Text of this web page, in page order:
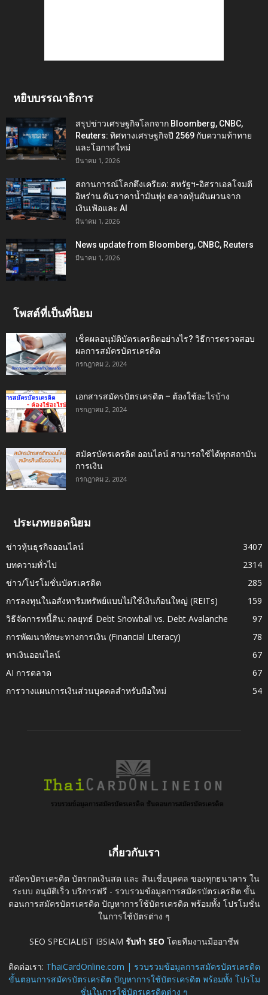
หยิบบรรณาธิการ
สรุปข่าวเศรษฐกิจโลกจาก Bloomberg, CNBC,
Reuters: ทิศทางเศรษฐกิจปี 2569 กับความท้าทาย
และโอกาสใหม่
มีนาคม 1, 2026
สถานการณ์โลกตึงเครียด: สหรัฐฯ-อิสราเอลโจมตี
อิหร่าน ดันราคาน้ำมันพุ่ง ตลาดหุ้นผันผวนจาก
เงินเฟ้อและ AI
มีนาคม 1, 2026
News update from Bloomberg, CNBC, Reuters
มีนาคม 1, 2026
โพสต์ที่เป็นที่นิยม
เช็คผลอนุมัติบัตรเครดิตอย่างไร? วิธีการตรวจสอบ
ผลการสมัครบัตรเครดิต
กรกฎาคม 2, 2024
เอกสารสมัครบัตรเครดิต – ต้องใช้อะไรบ้าง
กรกฎาคม 2, 2024
สมัครบัตรเครดิต ออนไลน์ สามารถใช้ได้ทุกสถาบัน
การเงิน
กรกฎาคม 2, 2024
ประเภทยอดนิยม
ข่าวหุ้นธุรกิจออนไลน์
3407
บทความทั่วไป
2314
ข่าว/โปรโมชั่นบัตรเครดิต
285
การลงทุนในอสังหาริมทรัพย์แบบไม่ใช้เงินก้อนใหญ่ (REITs)
159
วิธีจัดการหนี้สิน: กลยุทธ์ Debt Snowball vs. Debt Avalanche
97
การพัฒนาทักษะทางการเงิน (Financial Literacy)
78
หาเงินออนไลน์
67
AI การตลาด
67
การวางแผนการเงินส่วนบุคคลสำหรับมือใหม่
54
เกี่ยวกับเรา
สมัครบัตรเครดิต บัตรกดเงินสด และ สินเชื่อบุคคล ของทุกธนาคาร ใน
ระบบ อนุมัติเร็ว บริการฟรี - รวบรวมข้อมูลการสมัครบัตรเครดิต ขั้น
ตอนการสมัครบัตรเครดิต ปัญหาการใช้บัตรเครดิต พร้อมทั้ง โปรโมชั่น
ในการใช้บัตรต่าง ๆ
SEO SPECIALIST I3SIAM รับทำ SEO โดยทีมงานมืออาชีพ
ติดต่อเรา: ThaiCardOnline.com | รวบรวมข้อมูลการสมัครบัตรเครดิต
ขั้นตอนการสมัครบัตรเครดิต ปัญหาการใช้บัตรเครดิต พร้อมทั้ง โปรโม
ชั่นในการใช้บัตรเครดิตต่าง ๆ